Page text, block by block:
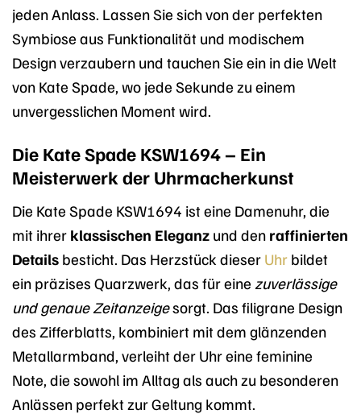
jeden Anlass. Lassen Sie sich von der perfekten
Symbiose aus Funktionalität und modischem
Design verzaubern und tauchen Sie ein in die Welt
von Kate Spade, wo jede Sekunde zu einem
unvergesslichen Moment wird.
Die Kate Spade KSW1694 – Ein
Meisterwerk der Uhrmacherkunst
Die Kate Spade KSW1694 ist eine Damenuhr, die
mit ihrer klassischen Eleganz und den raffinierten
Details besticht. Das Herzstück dieser Uhr bildet
ein präzises Quarzwerk, das für eine zuverlässige
und genaue Zeitanzeigesorgt. Das filigrane Design
des Zifferblatts, kombiniert mit dem glänzenden
Metallarmband, verleiht der Uhr eine feminine
Note, die sowohl im Alltag als auch zu besonderen
Anlässen perfekt zur Geltung kommt.